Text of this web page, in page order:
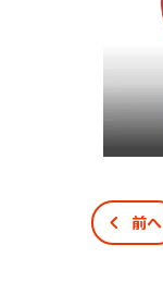
前へ